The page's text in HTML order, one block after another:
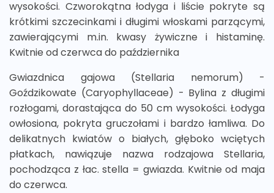
wysokości. Czworokątna łodyga i liście pokryte są
krótkimi szczecinkami i długimi włoskami parzącymi,
zawierającymi m.in. kwasy żywiczne i histaminę.
Kwitnie od czerwca do października
Gwiazdnica gajowa (Stellaria nemorum) -
Goździkowate (Caryophyllaceae) - Bylina z długimi
rozłogami, dorastająca do 50 cm wysokości. Łodyga
owłosiona, pokryta gruczołami i bardzo łamliwa. Do
delikatnych kwiatów o białych, głęboko wciętych
płatkach, nawiązuje nazwa rodzajowa Stellaria,
pochodząca z łac. stella = gwiazda. Kwitnie od maja
do czerwca.